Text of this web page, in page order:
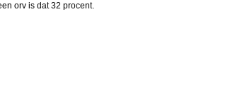
orv is dat 32 procent.